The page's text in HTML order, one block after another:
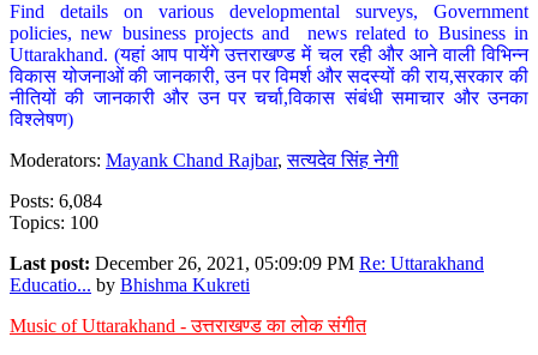
Find details on various developmental surveys, Government
policies, new business projects and news related to Business in
Uttarakhand. (यहां आप पायेंगे उत्तराखण्ड में चल रही और आने वाली विभिन्न
विकास योजनाओं की जानकारी, उन पर विमर्श और सदस्यों की राय,सरकार की
नीतियों की जानकारी और उन पर चर्चा,विकास संबंधी समाचार और उनका
विश्लेषण)
Moderators: Mayank Chand Rajbar,सत्यदेव सिंह नेगी
Posts: 6,084
Topics: 100
Last post: December 26, 2021, 05:09:09 PM Re: Uttarakhand
Educatio... by Bhishma Kukreti
Music of Uttarakhand - उत्तराखण्ड का लोक संगीत